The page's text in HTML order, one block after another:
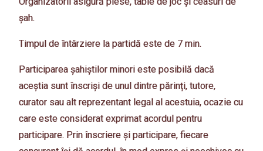
șah.
Timpul de întârziere la partidă este de 7 min.
Participarea șahiștilor minori este posibilă dacă
aceștia sunt înscriși de unul dintre părinți, tutore,
curator sau alt reprezentant legal al acestuia, ocazie cu
care este considerat exprimat acordul pentru
participare. Prin înscriere și participare, fiecare